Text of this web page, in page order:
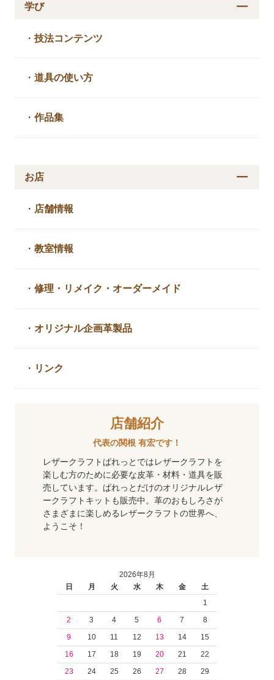
学び
・技法コンテンツ
・道具の使い方
・作品集
お店
・ 店舗情報
・教室情報
・修理・リメイク・ オーダーメイド
・ オリジナル企画革製品
・ リンク
店舗紹介
代表の関根 有宏です！
レザークラフトぱれっとではレザークラフトを
楽しむ方のために必要な皮革・材料・道具を販
売しています。ぱれっとだけのオリジナルレザ
ークラフトキットも販売中。革のおもしろさが
さまざまに楽しめるレザークラフトの世界へ、
ようこそ！
2026年8月
日
月 火 水 木 金
土
1
2
3 4 5 6 7
8
9
10 11 12 13 14
15
16
17 18 19 20 21
22
23
24 25 26 27 28
29